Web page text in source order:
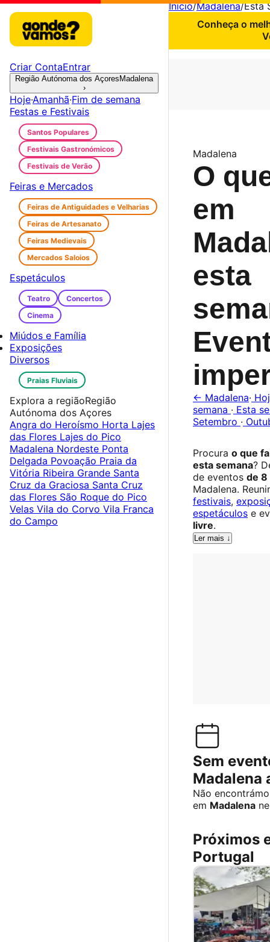
Início/Madalena/Esta
Conheça o
Madalena
O
em
esta
← Madalena·
semana · Esta
Setembro ·
Procura o que
esta semana?
de eventos de 8
Madalena.
festivais,
espetáculos e
livre.
Ler mais ↓
Sem
Madalena
Não
em Madalena
Próximos
Portugal
Criar ContaEntrar
Região Autónoma dos Açores Madalena
›
Hoje·Amanhã·Fim de semana
Festas e Festivais
Santos Populares
Festivais Gastronómicos
Festivais de Verão
Feiras e Mercados
Feiras de Antiguidades e Velharias
Feiras de Artesanato
Feiras Medievais
Mercados Saloios
Espetáculos
Teatro
Concertos
Cinema
Miúdos e Família
Exposições
Diversos
Praias Fluviais
Explora a regiãoRegião
Autónoma dos Açores
Angra do Heroísmo Horta Lajes
das Flores Lajes do Pico
Madalena Nordeste Ponta
Delgada Povoação Praia da
Vitória Ribeira Grande Santa
Cruz da Graciosa Santa Cruz
das Flores São Roque do Pico
Velas Vila do Corvo Vila Franca
do Campo